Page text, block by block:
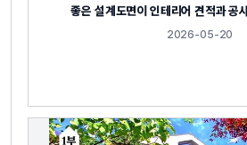
좋은 설계도면이 인테리어 견적과 공
2026-05-20